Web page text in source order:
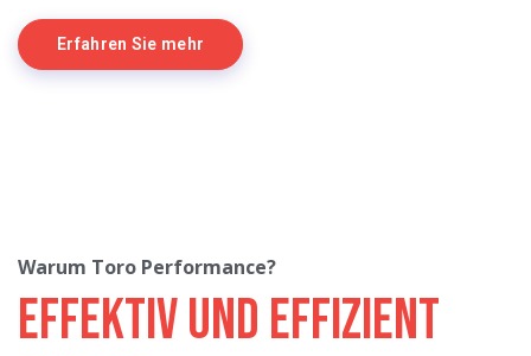
Erfahren Sie mehr
Warum Toro Performance?
Effektiv und effizient